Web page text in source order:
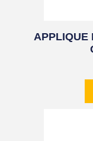
APPLIQUE